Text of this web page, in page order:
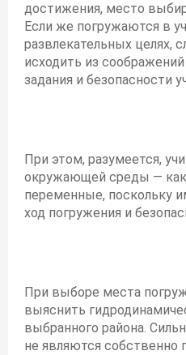
достижения, место
Если же погружаются в
развлекательных целях,
исходить из
задания и безопасности
При этом, разумеется,
окружающей среды — как
переменные, поскольку
ход погружения и
При выборе места
выяснить
выбранного района.
не являются собственно